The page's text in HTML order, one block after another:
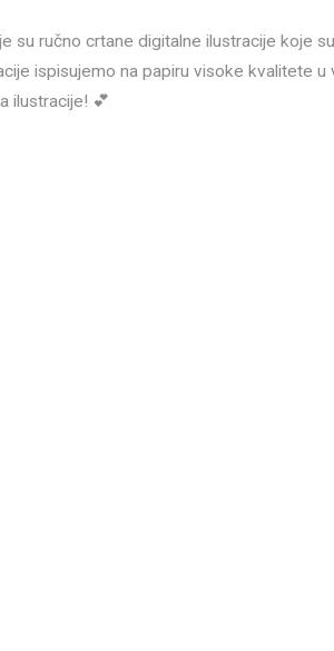
ručno crtane digitalne ilustracije koje
ispisujemo na papiru visoke kvalitete
ilustracije! 💕